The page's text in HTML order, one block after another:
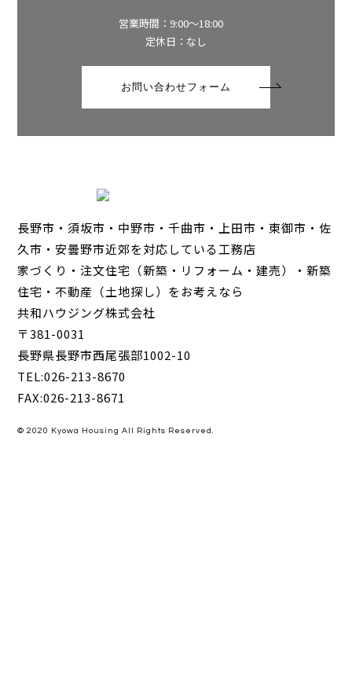
営業時間：9:00～18:00
定休日：なし
お問い合わせフォーム
長野市・須坂市・中野市・千曲市・上田市・東御市・佐
久市・安曇野市近郊を対応している工務店
家づくり・注文住宅（新築・リフォーム・建売）・新築
住宅・不動産（土地探し）をお考えなら
共和ハウジング株式会社
〒381-0031
長野県長野市西尾張部1002-10
TEL:026-213-8670
FAX:026-213-8671
© 2020 Kyowa Housing All Rights Reserved.